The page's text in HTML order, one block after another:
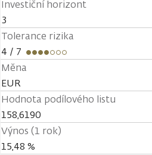
Investiční horizont
3
Tolerance rizika
4 / 7
Měna
EUR
Hodnota podílového listu
158,6190
Výnos (1 rok)
15,48 %